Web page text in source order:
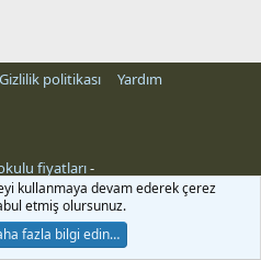
Gizlilik politikası
Yardım
fiyatları-
kullanmaya devam ederek çerez
etmiş olursunuz.
fazla bilgi edin…